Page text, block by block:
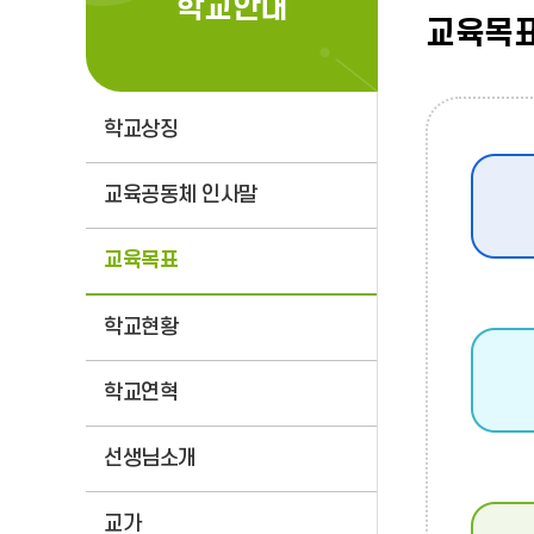
학교안내
학교상징
교육공동체 인사말
교육목표
학교현황
학교연혁
선생님소개
교가
교육목